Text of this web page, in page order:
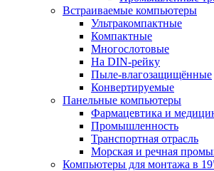
Встраиваемые компьютеры
Ультракомпактные
Компактные
Многослотовые
На DIN-рейку
Пыле-влагозащищённые
Конвертируемые
Панельные компьютеры
Фармацевтика и
Промышленность
Транспортная отрасль
Морская и речная
Компьютеры для монтажа в